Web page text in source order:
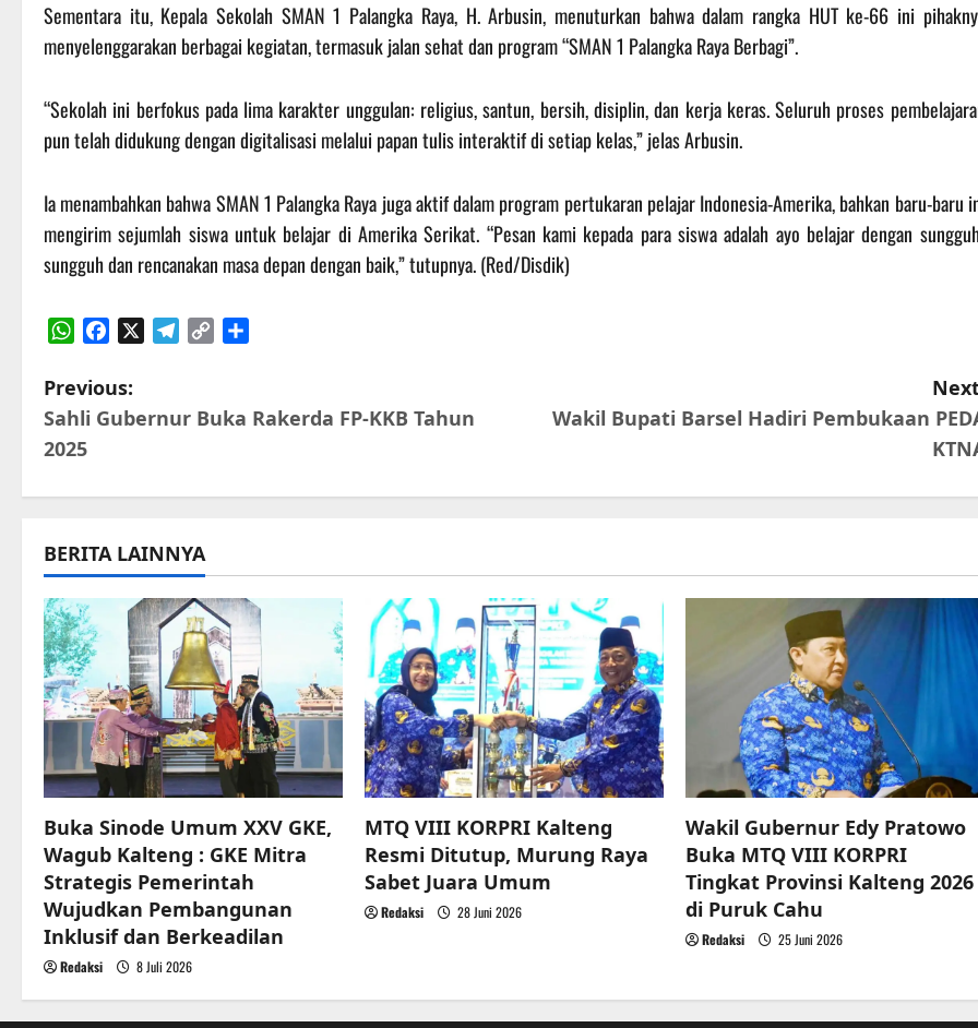
‎Sementara itu, Kepala Sekolah SMAN 1 Palangka Raya, H. Arbusin, menuturkan bahwa dalam rangka HUT ke-66 ini
menyelenggarakan berbagai kegiatan, termasuk jalan sehat dan program “SMAN 1 Palangka Raya Berbagi”.
‎“Sekolah ini berfokus pada lima karakter unggulan: religius, santun, bersih, disiplin, dan kerja keras. Seluruh proses
pun telah didukung dengan digitalisasi melalui papan tulis interaktif di setiap kelas,” jelas Arbusin.
‎Ia menambahkan bahwa SMAN 1 Palangka Raya juga aktif dalam program pertukaran pelajar Indonesia-Amerika, bahkan baru-baru
mengirim sejumlah siswa untuk belajar di Amerika Serikat. ‎“Pesan kami kepada para siswa adalah ayo belajar dengan
sungguh dan rencanakan masa depan dengan baik,” tutupnya. (Red/Disdik)
P
o
s
n
a
v
i
g
a
t
i
o
n
Previous:
Sahli Gubernur Buka Rakerda FP-KKB Tahun
2025
Wakil Bupati Barsel Hadiri Pembukaan
BERITA LAINNYA
Buka Sinode Umum XXV GKE,
Wagub Kalteng : GKE Mitra
Strategis Pemerintah
Wujudkan Pembangunan
Inklusif dan Berkeadilan
Redaksi 8 Juli 2026
MTQ VIII KORPRI Kalteng
Resmi Ditutup, Murung Raya
Sabet Juara Umum
Redaksi 28 Juni 2026
Wakil Gubernur Edy Pratowo
Buka MTQ VIII KORPRI
Tingkat Provinsi Kalteng 2026
di Puruk Cahu
Redaksi 25 Juni 2026